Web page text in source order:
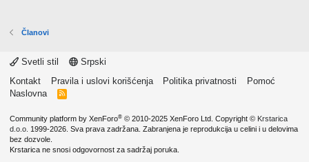
Članovi
Svetli stil
Srpski
Kontakt
Pravila i uslovi korišćenja Politika privatnosti
Pomoć
Naslovna
R
Community platform by XenForo® © 2010-2025 XenForo Ltd. Copyright © Krstarica
d.o.o. 1999-2026. Sva prava zadržana. Zabranjena je reprodukcija u celini i u delovima
bez dozvole.
Krstarica ne snosi odgovornost za sadržaj poruka.